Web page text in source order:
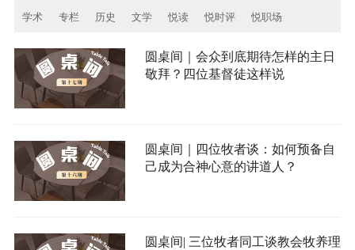
学术 专栏 历史 文学 悦读 悦时评 悦职场
圆桌间｜会众到底期待怎样的主日
敬拜？四位基督徒这样说
圆桌间｜四位牧者谈：如何预备自
己成为合神心意的讲道人？
圆桌间| 三位牧者同工谈教会牧养理